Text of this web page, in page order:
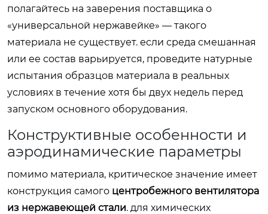
полагайтесь на заверения поставщика о
«универсальной нержавейке» — такого
материала не существует. если среда смешанная
или ее состав варьируется, проведите натурные
испытания образцов материала в реальных
условиях в течение хотя бы двух недель перед
запуском основного оборудования.
Конструктивные особенности и
аэродинамические параметры
помимо материала, критическое значение имеет
конструкция самого центробежного вентилятора
из нержавеющей стали. для химических